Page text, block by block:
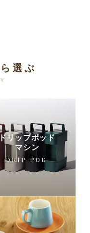
選ぶ
リップポッド
マシン
DRIP POD